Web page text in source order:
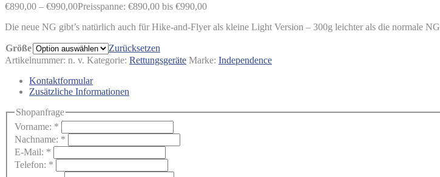
€890,00 – €990,00Preisspanne: €890,00 bis €990,00
Die neue NG gibt’s natürlich auch für Hike-and-Flyer als kleine Light Version – 300g leichter als die normale NG
Größe
Zurücksetzen
Artikelnummer: n. v. Kategorie: Rettungsgeräte Marke: Independence
Kontaktformular
Zusätzliche Informationen
Shopanfrage
Vorname: *
Nachname: *
E-Mail: *
Telefon: *